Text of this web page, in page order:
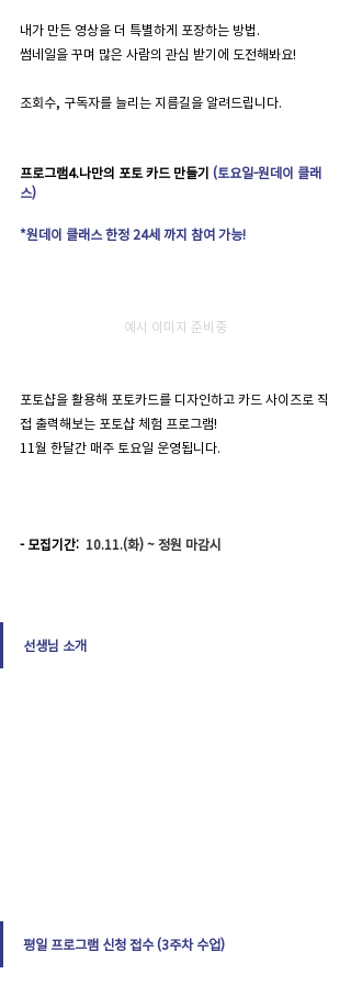
내가 만든 영상을 더 특별하게 포장하는 방법.
썸네일을 꾸며 많은 사람의 관심 받기에 도전해봐요!
조회수, 구독자를 늘리는 지름길을 알려드립니다.
프로그램4.나만의 포토 카드 만들기 (토요일-원데이 클래
스)
*원데이 클래스 한정 24세 까지 참여 가능!
예시 이미지 준비중
포토샵을 활용해 포토카드를 디자인하고 카드 사이즈로 직
접 출력해보는 포토샵 체험 프로그램!
11월 한달간 매주 토요일 운영됩니다.
- 모집기간: 10.11.(화) ~ 정원 마감시
선생님 소개
평일 프로그램 신청 접수 (3주차 수업)